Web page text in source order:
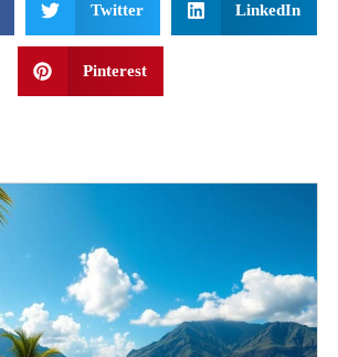
Twitter LinkedIn
Pinterest